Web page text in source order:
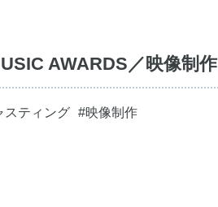
AWARDS／映像制作
スティング #映像制作